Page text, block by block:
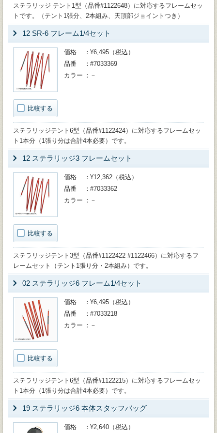
ステラリッジ テント1型（品番#1122648）に対応するフレームセッ
トです。（テント1張分、2本組み、天頂部ジョイントつき）
12 SR-6 フレーム1/4セット
比較する
価格
¥6,495（税込）
品番
#7033369
カラー
－
ステラリッジテント6型（品番#1122424）に対応するフレームセッ
ト1本分（1張り分は合計4本必要）です。
12 ステラリッジ3 フレームセット
比較する
価格
¥12,362（税込）
品番
#7033362
カラー
－
ステラリッジテント3型（品番#1122422 #1122466）に対応するフ
レームセット（テント1張り分・2本組み）です。
02 ステラリッジ6 フレーム1/4セット
比較する
価格
¥6,495（税込）
品番
#7033218
カラー
－
ステラリッジテント6型（品番#1122215）に対応するフレームセッ
ト1本分（1張り分は合計4本必要）です。
19 ステラリッジ6 本体スタッフバッグ
価格
¥2,640（税込）